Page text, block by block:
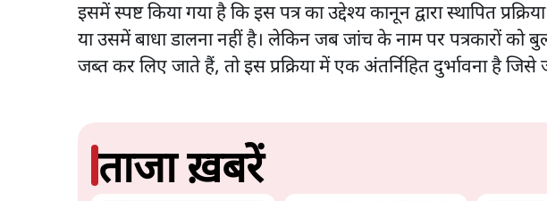
इसमें स्पष्ट किया गया है कि इस पत्र का उद्देश्य कानून द्वारा स्थापित
या उसमें बाधा डालना नहीं है। लेकिन जब जांच के नाम पर पत्रकारों
जब्त कर लिए जाते हैं, तो इस प्रक्रिया में एक अंतर्निहित दुर्भावना है जिसे
ताजा ख़बरें